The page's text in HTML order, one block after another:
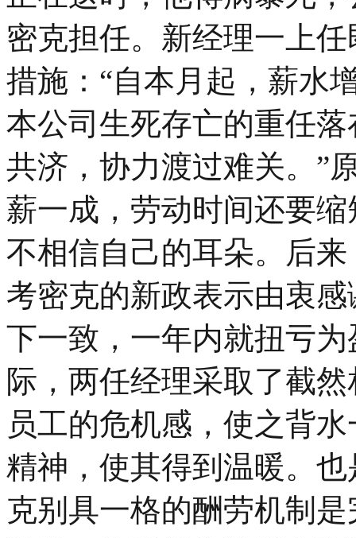
密克担任。新经理一上
措施：“自本月起，薪水
本公司生死存亡的重任
共济，协力渡过难关。”
薪一成，劳动时间还要
不相信自己的耳朵。后
考密克的新政表示由衷
下一致，一年内就扭亏
际，两任经理采取了截
员工的危机感，使之背
精神，使其得到温暖。
克别具一格的酬劳机制